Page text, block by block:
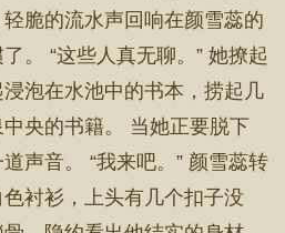
脆的流水声回响在颜雪蕊的
。 “这些人真无聊。” 她撩起
泡在水池中的书本，捞起几
央的书籍。 当她正要脱下
声音。 “我来吧。” 颜雪蕊转
衬衫，上头有几个扣子没